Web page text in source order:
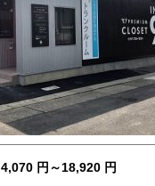
4,070 円～18,920 円